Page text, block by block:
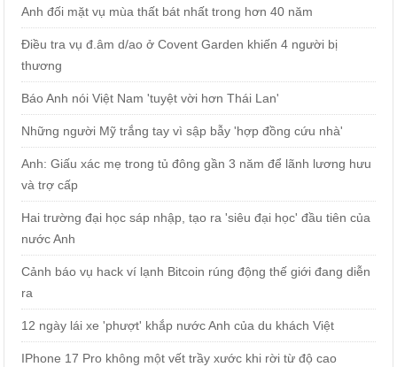
Anh đối mặt vụ mùa thất bát nhất trong hơn 40 năm
Điều tra vụ đ.âm d/ao ở Covent Garden khiến 4 người bị
thương
Báo Anh nói Việt Nam 'tuyệt vời hơn Thái Lan'
Những người Mỹ trắng tay vì sập bẫy 'hợp đồng cứu nhà'
Anh: Giấu xác mẹ trong tủ đông gần 3 năm để lãnh lương hưu
và trợ cấp
Hai trường đại học sáp nhập, tạo ra 'siêu đại học' đầu tiên của
nước Anh
Cảnh báo vụ hack ví lạnh Bitcoin rúng động thế giới đang diễn
ra
12 ngày lái xe 'phượt' khắp nước Anh của du khách Việt
IPhone 17 Pro không một vết trầy xước khi rời từ độ cao